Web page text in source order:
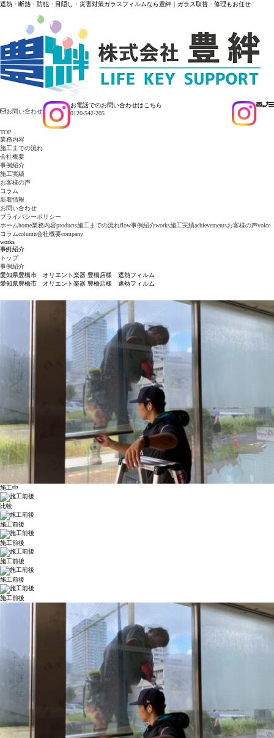
遮熱・断熱・防犯・目隠し・災害対策ガラスフィルムなら豊絆｜ガラス取替・修理もお任せ
お問い合わせ
お電話でのお問い合わせはこちら
0120-542-205
TOP
業務内容
施工までの流れ
会社概要
事例紹介
施工実績
お客様の声
コラム
新着情報
お問い合わせ
プライバシーポリシー
ホームhome業務内容products施工までの流れflow事例紹介works施工実績achievementsお客様の声voice
コラムcolumn会社概要company
works
事例紹介
トップ
事例紹介
愛知県豊橋市 オリエント楽器 豊橋店様 遮熱フィルム
愛知県豊橋市 オリエント楽器 豊橋店様 遮熱フィルム
施工中
比較
施工前後
施工前後
施工前後
施工前後
施工前後